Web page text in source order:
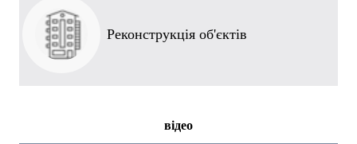
Реконструкція об'єктів
відео